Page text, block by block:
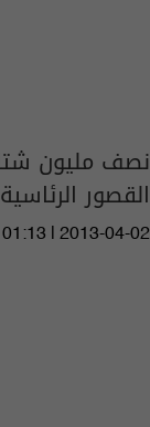
نصف مليون
القصور
01:13 | 2013-04-02